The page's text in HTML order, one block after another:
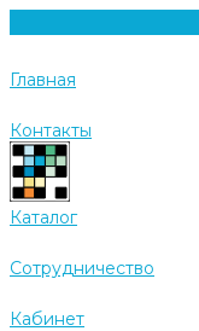
Главная
Контакты
Каталог
Cотрудничество
Кабинет